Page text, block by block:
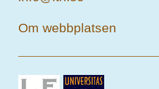
Om webbplatsen